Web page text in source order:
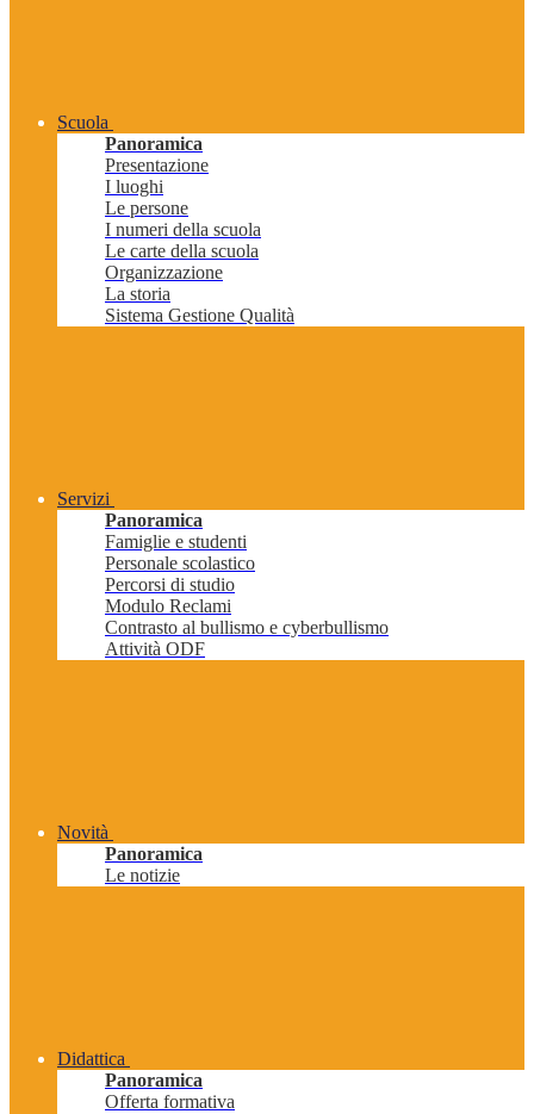
Scuola
Panoramica
Presentazione
I luoghi
Le persone
I numeri della scuola
Le carte della scuola
Organizzazione
La storia
Sistema Gestione Qualità
Servizi
Panoramica
Famiglie e studenti
Personale scolastico
Percorsi di studio
Modulo Reclami
Contrasto al bullismo e cyberbullismo
Attività ODF
Novità
Panoramica
Le notizie
Didattica
Panoramica
Offerta formativa